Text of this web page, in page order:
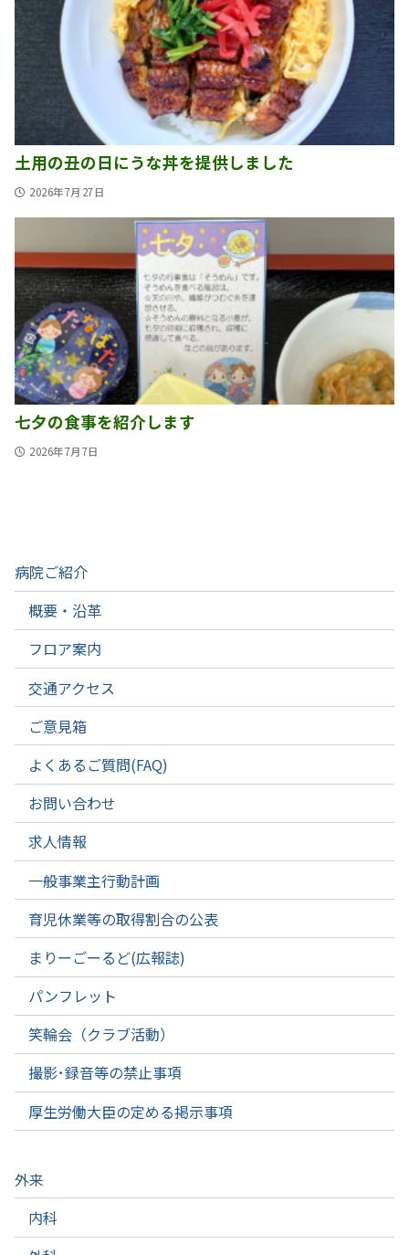
土用の丑の日にうな丼を提供しました
2026年7月27日
七夕の食事を紹介します
2026年7月7日
病院ご紹介
概要・沿革
フロア案内
交通アクセス
ご意見箱
よくあるご質問(FAQ)
お問い合わせ
求人情報
一般事業主行動計画
育児休業等の取得割合の公表
まりーごーるど(広報誌)
パンフレット
笑輪会（クラブ活動）
撮影･録音等の禁止事項
厚生労働大臣の定める掲示事項
外来
内科